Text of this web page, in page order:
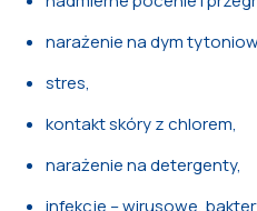
narażenie na dym
stres,
kontakt skóry z chlorem,
narażenie na detergenty,
infekcje – wirusowe,